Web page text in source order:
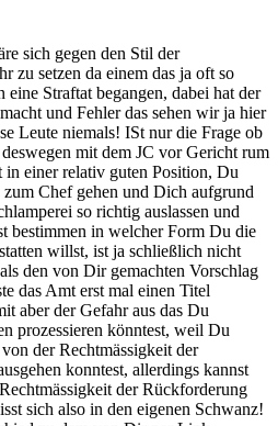
sich gegen den Stil der
zu setzen da einem das ja oft so
eine Straftat begangen, dabei hat der
und Fehler das sehen wir ja hier
Leute niemals! ISt nur die Frage ob
mit dem JC vor Gericht rum
in einer relativ guten Position, Du
Chef gehen und Dich aufgrund
so richtig auslassen und
bestimmen in welcher Form Du die
willst, ist ja schließlich nicht
den von Dir gemachten Vorschlag
das Amt erst mal einen Titel
aber der Gefahr aus das Du
prozessieren könntest, weil Du
der Rechtmässigkeit der
konntest, allerdings kannst
der Rückforderung
sich also in den eigenen Schwanz!